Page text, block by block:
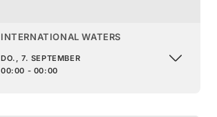
INTERNATIONAL WATERS
DO., 7. SEPTEMBER
00:00 - 00:00